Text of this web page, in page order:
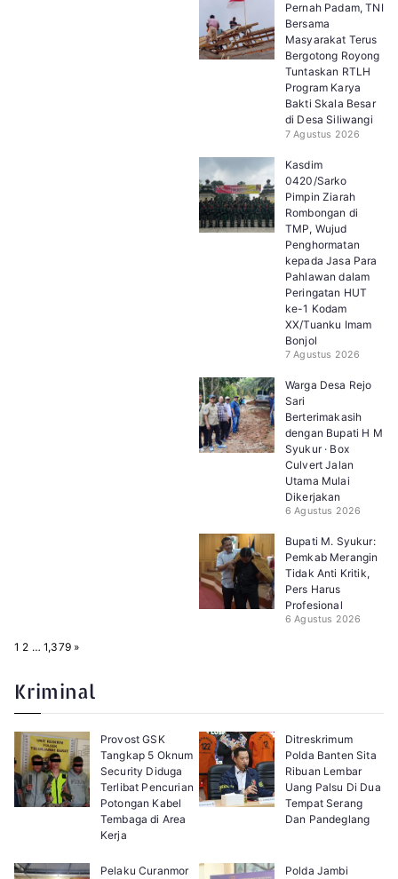
Pernah Padam, TNI
Bersama
Masyarakat Terus
Bergotong Royong
Tuntaskan RTLH
Program Karya
Bakti Skala Besar
di Desa Siliwangi
7 Agustus 2026
Kasdim
0420/Sarko
Pimpin Ziarah
Rombongan di
TMP, Wujud
Penghormatan
kepada Jasa Para
Pahlawan dalam
Peringatan HUT
ke-1 Kodam
XX/Tuanku Imam
Bonjol
7 Agustus 2026
Warga Desa Rejo
Sari
Berterimakasih
dengan Bupati H M
Syukur · Box
Culvert Jalan
Utama Mulai
Dikerjakan
6 Agustus 2026
Bupati M. Syukur:
Pemkab Merangin
Tidak Anti Kritik,
Pers Harus
Profesional
6 Agustus 2026
P
:
1 2 … 1,379 N
»
Kriminal
Provost GSK
Tangkap 5 Oknum
Security Diduga
Terlibat Pencurian
Potongan Kabel
Tembaga di Area
Kerja
Ditreskrimum
Polda Banten Sita
Ribuan Lembar
Uang Palsu Di Dua
Tempat Serang
Dan Pandeglang
Pelaku Curanmor
Polda Jambi